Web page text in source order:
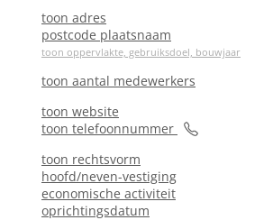
toon adres
postcode plaatsnaam
toon oppervlakte, gebruiksdoel, bouwjaar
toon aantal medewerkers
toon website
toon telefoonnummer
toon rechtsvorm
hoofd/neven-vestiging
economische activiteit
oprichtingsdatum